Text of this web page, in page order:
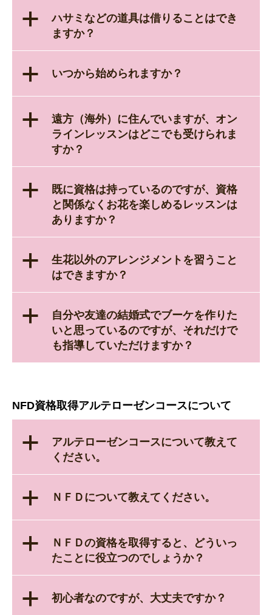
a
ハサミなどの道具は借りることはでき
ますか？
a いつから始められますか？
a
遠方（海外）に住んでいますが、オン
ラインレッスンはどこでも受けられま
すか？
a
既に資格は持っているのですが、資格
と関係なくお花を楽しめるレッスンは
ありますか？
a
生花以外のアレンジメントを習うこと
はできますか？
a
自分や友達の結婚式でブーケを作りた
いと思っているのですが、それだけで
も指導していただけますか？
NFD資格取得アルテローゼンコースについて
a
アルテローゼンコースについて教えて
ください。
a ＮＦＤについて教えてください。
a
ＮＦＤの資格を取得すると、どういっ
たことに役立つのでしょうか？
a 初心者なのですが、大丈夫ですか？